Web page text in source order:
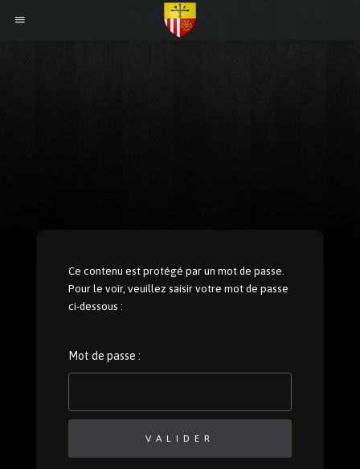
Ce contenu est protégé par un mot de passe.
Pour le voir, veuillez saisir votre mot de passe
ci-dessous :
Mot de passe :